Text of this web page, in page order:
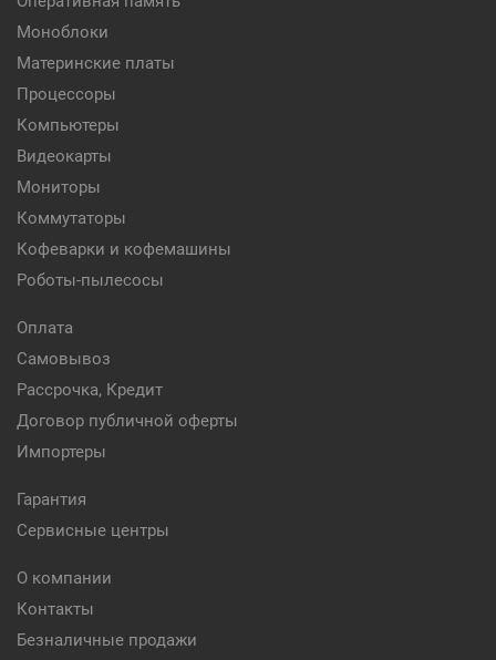
Моноблоки
Материнские платы
Процессоры
Компьютеры
Видеокарты
Мониторы
Коммутаторы
Кофеварки и кофемашины
Роботы-пылесосы
Оплата
Самовывоз
Рассрочка, Кредит
Договор публичной оферты
Импортеры
Гарантия
Сервисные центры
О компании
Контакты
Безналичные продажи